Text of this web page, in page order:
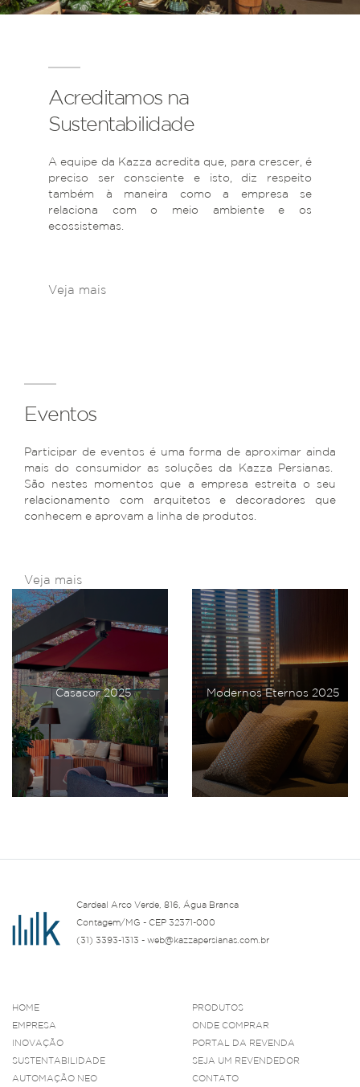
Acreditamos na
Sustentabilidade
A equipe da Kazza acredita que, para crescer, é
preciso ser consciente e isto, diz respeito
também à maneira como a empresa se
relaciona com o meio ambiente e os
ecossistemas.
Veja mais
Eventos
Participar de eventos é uma forma de aproximar ainda
mais do consumidor as soluções da Kazza Persianas.
São nestes momentos que a empresa estreita o seu
relacionamento com arquitetos e decoradores que
conhecem e aprovam a linha de produtos.
Veja mais
Casacor 2025 Modernos Eternos 2025
Cardeal Arco Verde, 816, Água Branca
Contagem/MG - CEP 32371-000
(31) 3393-1313 - web@kazzapersianas.com.br
HOME
EMPRESA
INOVAÇÃO
SUSTENTABILIDADE
AUTOMAÇÃO NEO
PRODUTOS
ONDE COMPRAR
PORTAL DA REVENDA
SEJA UM REVENDEDOR
CONTATO